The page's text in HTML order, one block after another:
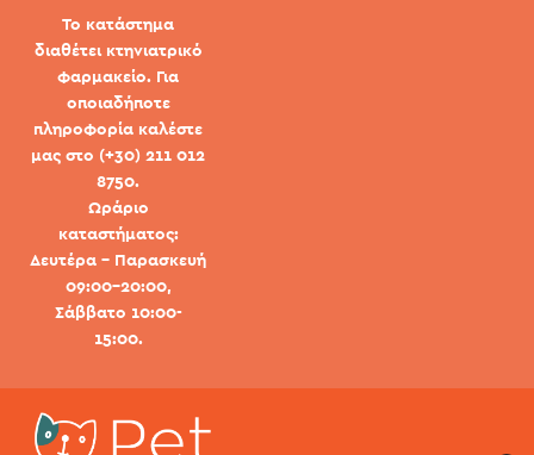
Το κατάστημα
διαθέτει κτηνιατρικό
φαρμακείο. Για
οποιαδήποτε
πληροφορία καλέστε
μας στο (+30) 211 012
8750.
Ωράριο
καταστήματος:
Δευτέρα - Παρασκευή
09:00-20:00,
Σάββατο 10:00-
15:00.